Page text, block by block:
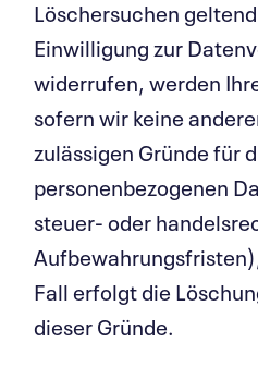
Löschersuchen
Einwilligung zur
widerrufen, werden
sofern wir keine
zulässigen Gründe für
personenbezogenen
steuer- oder
Fall erfolgt die
dieser Gründe.